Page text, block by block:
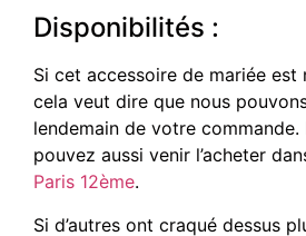
Disponibilités :
Si cet accessoire de mariée est
cela veut dire que nous
lendemain de votre commande.
pouvez aussi venir l’acheter
Paris 12ème.
Si d’autres ont craqué dessus